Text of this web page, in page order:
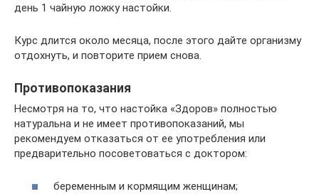
день 1 чайную ложку настойки.
Курс длится около месяца, после этого дайте организму
отдохнуть, и повторите прием снова.
Противопоказания
Несмотря на то, что настойка «Здоров» полностью
натуральна и не имеет противопоказаний, мы
рекомендуем отказаться от ее употребления или
предварительно посоветоваться с доктором:
беременным и кормящим женщинам;